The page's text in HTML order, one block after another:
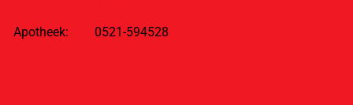
Apotheek: 0521-594528